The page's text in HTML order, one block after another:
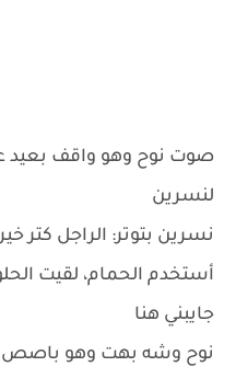
صوت نوح وهو واقف بعيد
لنسرين
نسرين بتوتر: الراجل كتر
أستخدم الحمام، لقيت
جايبني هنا
نوح وشه بهت وهو باصص